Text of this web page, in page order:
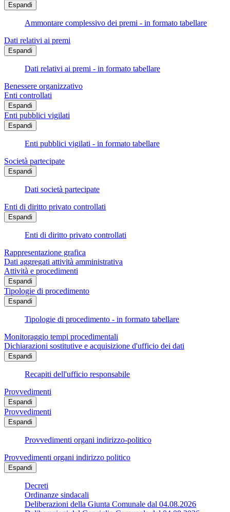
Espandi
Ammontare complessivo dei premi - in formato tabellare
Dati relativi ai premi
Espandi
Dati relativi ai premi - in formato tabellare
Benessere organizzativo
Enti controllati
Espandi
Enti pubblici vigilati
Espandi
Enti pubblici vigilati - in formato tabellare
Società partecipate
Espandi
Dati società partecipate
Enti di diritto privato controllati
Espandi
Enti di diritto privato controllati
Rappresentazione grafica
Dati aggregati attività amministrativa
Attività e procedimenti
Espandi
Tipologie di procedimento
Espandi
Tipologie di procedimento - in formato tabellare
Monitoraggio tempi procedimentali
Dichiarazioni sostitutive e acquisizione d'ufficio dei dati
Espandi
Recapiti dell'ufficio responsabile
Provvedimenti
Espandi
Provvedimenti
Espandi
Provvedimenti organi indirizzo-politico
Provvedimenti organi indirizzo politico
Espandi
Decreti
Ordinanze sindacali
Deliberazioni della Giunta Comunale dal 04.08.2026